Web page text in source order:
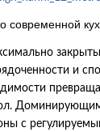
современной
и
с